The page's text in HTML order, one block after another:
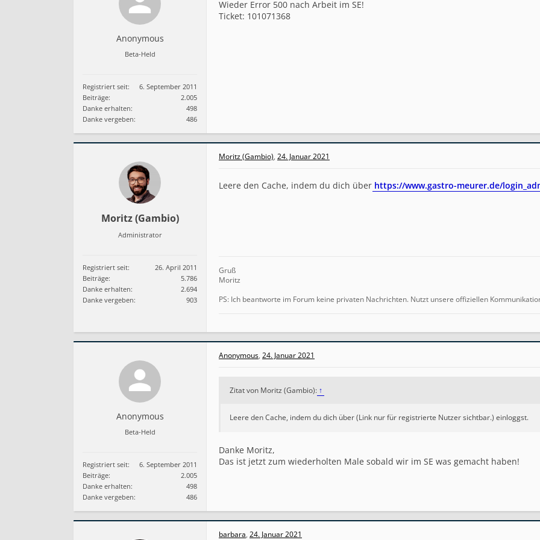
0
i
Anonymous
Beta-Held
Registriert seit:
6. September 2011
Beiträge:
2.005
Danke erhalten:
498
Danke vergeben:
486
Wieder Error 500 nach Arbeit im SE!
Ticket: 101071368
Moritz (Gambio)
Administrator
Registriert seit:
26. April 2011
Beiträge:
5.786
Danke erhalten:
2.694
Danke vergeben:
903
Moritz (Gambio), 24. Januar 2021
Leere den Cache, indem du dich über https://www.gastro-meurer.de/
Gruß
Moritz
PS: Ich beantworte im Forum keine privaten Nachrichten. Nutzt unsere offiziellen
Anonymous
Beta-Held
Registriert seit:
6. September 2011
Beiträge:
2.005
Danke erhalten:
498
Danke vergeben:
486
Anonymous, 24. Januar 2021
Zitat von Moritz (Gambio): ↑
Leere den Cache, indem du dich über (Link nur für registrierte Nutzer sichtbar.) einloggst.
Danke Moritz,
Das ist jetzt zum wiederholten Male sobald wir im SE was gemacht haben!
barbara, 24. Januar 2021